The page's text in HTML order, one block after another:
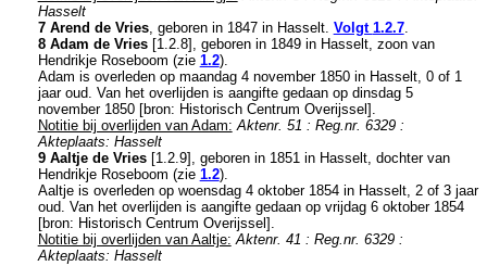
Hasselt
7 Arend de Vries, geboren in 1847 in Hasselt. Volgt 1.2.7.
8 Adam de Vries[1.2.8], geboren in 1849 in Hasselt, zoon van
Hendrikje Roseboom (zie 1.2).
Adam is overleden op maandag 4 november 1850 in Hasselt, 0 of 1
jaar oud. Van het overlijden is aangifte gedaan op dinsdag 5
november 1850 [bron: Historisch Centrum Overijssel ].
Notitie bij overlijden van Adam: Aktenr. 51 : Reg.nr. 6329 :
Akteplaats: Hasselt
9 Aaltje de Vries[1.2.9], geboren in 1851 in Hasselt, dochter van
Hendrikje Roseboom (zie 1.2).
Aaltje is overleden op woensdag 4 oktober 1854 in Hasselt, 2 of 3 jaar
oud. Van het overlijden is aangifte gedaan op vrijdag 6 oktober 1854
[bron: Historisch Centrum Overijssel ].
Notitie bij overlijden van Aaltje: Aktenr. 41 : Reg.nr. 6329 :
Akteplaats: Hasselt